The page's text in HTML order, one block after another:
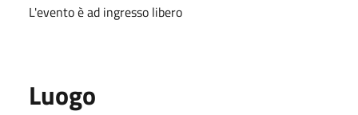
L'evento è ad ingresso libero
Luogo